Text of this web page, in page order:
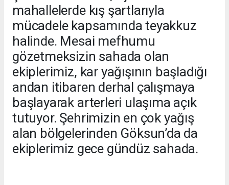
mahallelerde kış şartlarıyla
mücadele kapsamında teyakkuz
halinde. Mesai mefhumu
gözetmeksizin sahada olan
ekiplerimiz, kar yağışının başladığı
andan itibaren derhal çalışmaya
başlayarak arterleri ulaşıma açık
tutuyor. Şehrimizin en çok yağış
alan bölgelerinden Göksun’da da
ekiplerimiz gece gündüz sahada.